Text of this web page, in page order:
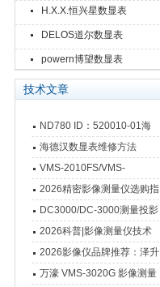
H.X.X.恒兴星数显表
DELOS道尔数显表
powern博望数显表
技术文章
ND780 ID：520010-01海
德汉数显表故障维修内容
海德汉数显表维修方法
VMS-2010FS/VMS-
3020FS/VMS-4030FS手动
影像测量仪技术参数
2026精密影像测量仪选购指
南 靠谱品牌一站式选型推荐
DC3000/DC-3000测量投影
仪万濠数据处理器数显表故
障维修方法
2026科普|影像测量仪技术
原理、分类及选型应用
2026影像仪品牌推荐：泽升
影像测量仪选型指南
万濠 VMS-3020G 影像测量